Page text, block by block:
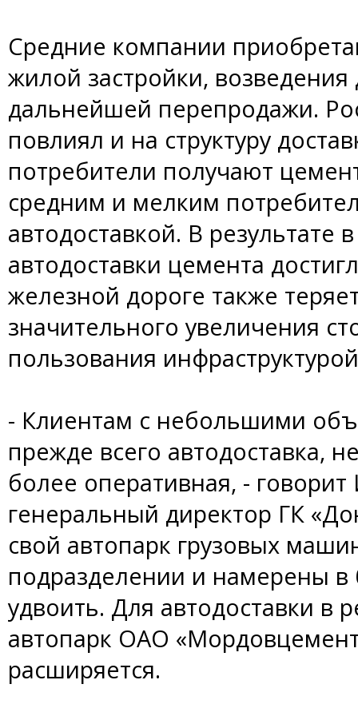
Средние компании
жилой застройки,
дальнейшей перепродажи.
повлиял и на структуру
потребители получают
средним и мелким
автодоставкой. В результате
автодоставки цемента
железной дороге также
значительного увеличения
пользования
- Клиентам с небольшими
прежде всего автодоставка,
более оперативная, - говорит
генеральный директор ГК
свой автопарк грузовых
подразделении и намерены
удвоить. Для автодоставки в
автопарк ОАО
расширяется.